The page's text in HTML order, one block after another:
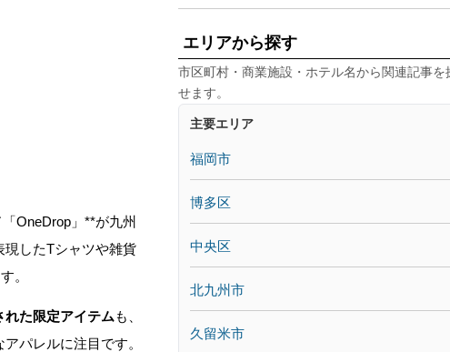
OneDrop」**が九州
現したTシャツや雑貨
。
た限定アイテムも、
パレルに注目です。
エリアから探す
市区町村・商業施設・ホテル名から関連記事を
せます。
主要エリア
福岡市
博多区
中央区
北九州市
久留米市